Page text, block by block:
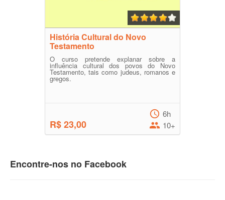
História Cultural do Novo
Testamento
O curso pretende explanar sobre a
influência cultural dos povos do Novo
Testamento, tais como judeus, romanos e
gregos.
R$ 23,00
6h
10+
Encontre-nos no Facebook